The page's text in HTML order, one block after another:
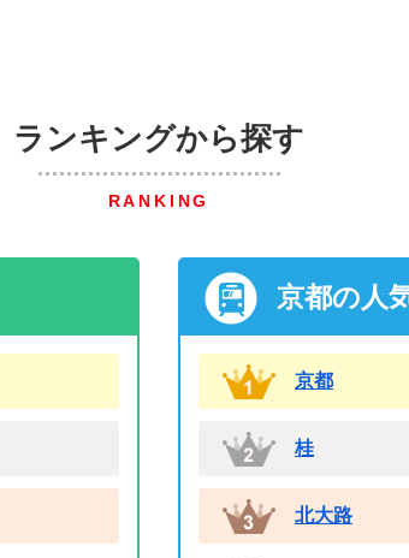
ランキングから探す
RANKING
京都の人
京都
桂
北大路